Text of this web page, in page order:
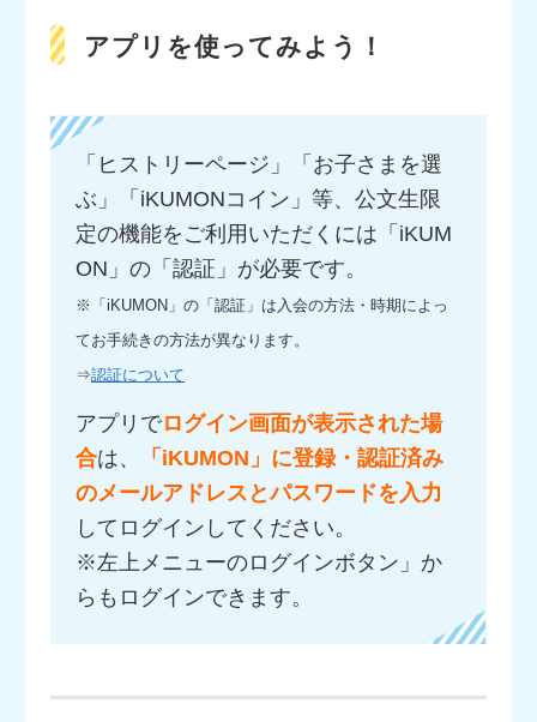
アプリを使ってみよう！
「ヒストリーページ」「お子さまを選
ぶ」「iKUMONコイン」等、公文生限
定の機能をご利用いただくには「iKUM
ON」の「認証」が必要です。
※「iKUMON」の「認証」は入会の方法・時期によっ
てお手続きの方法が異なります。
⇒認証について
アプリでログイン画面が表示された場
合は、
「iKUMON」に登録・認証済み
のメールアドレスとパスワードを入力
してログインしてください。
※左上メニューのログインボタン」か
らもログインできます。